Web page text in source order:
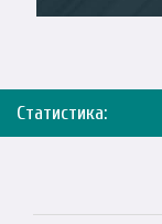
Статистика: